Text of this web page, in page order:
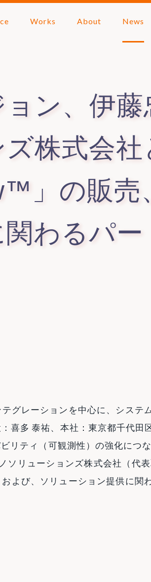
Works About News
ン、伊藤
株式会社
」の販売
わるパー
グレーションを中心に、システ
喜多 泰祐、本社：東京都千代田
リティ（可観測性）の強化につ
リューションズ株式会社（代
よび、ソリューション提供に関